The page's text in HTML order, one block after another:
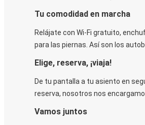
Tu comodidad en marcha
Relájate con Wi-Fi gratuito,
para las piernas. Así son los
Elige, reserva, ¡viaja!
De tu pantalla a tu asiento en
reserva, nosotros nos
Vamos juntos